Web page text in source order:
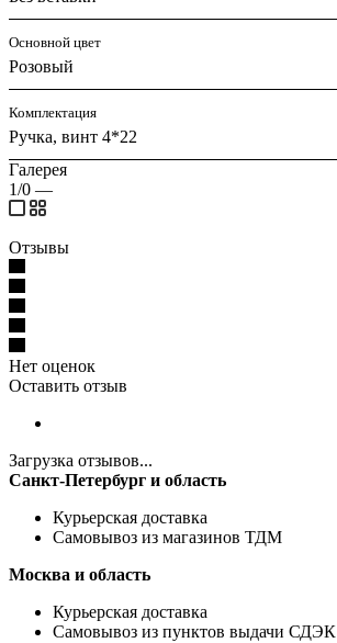
Основной цвет
Розовый
Комплектация
Ручка, винт 4*22
Галерея
1/0 —
Отзывы
Нет оценок
Оставить отзыв
Загрузка отзывов...
Санкт-Петербург и область
Курьерская доставка
Самовывоз из магазинов ТДМ
Москва и область
Курьерская доставка
Самовывоз из пунктов выдачи СДЭК